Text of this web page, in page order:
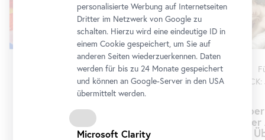
Für Familien: Hallo Werkraum!
Workshop • Oberes Belvedere
Schau!
8. August 2026 10:30 - 12:30 Im
IM
personalisierte Werbung auf Internetseiten
Dritter im Netzwerk von Google zu
schalten. Hierzu wird eine eindeutige ID in
einem Cookie gespeichert, um Sie auf
anderen Seiten wiederzuerkennen. Daten
werden für bis zu 24 Monate gespeichert
und können an Google-Server in den USA
übermittelt werden.
Microsoft Clarity